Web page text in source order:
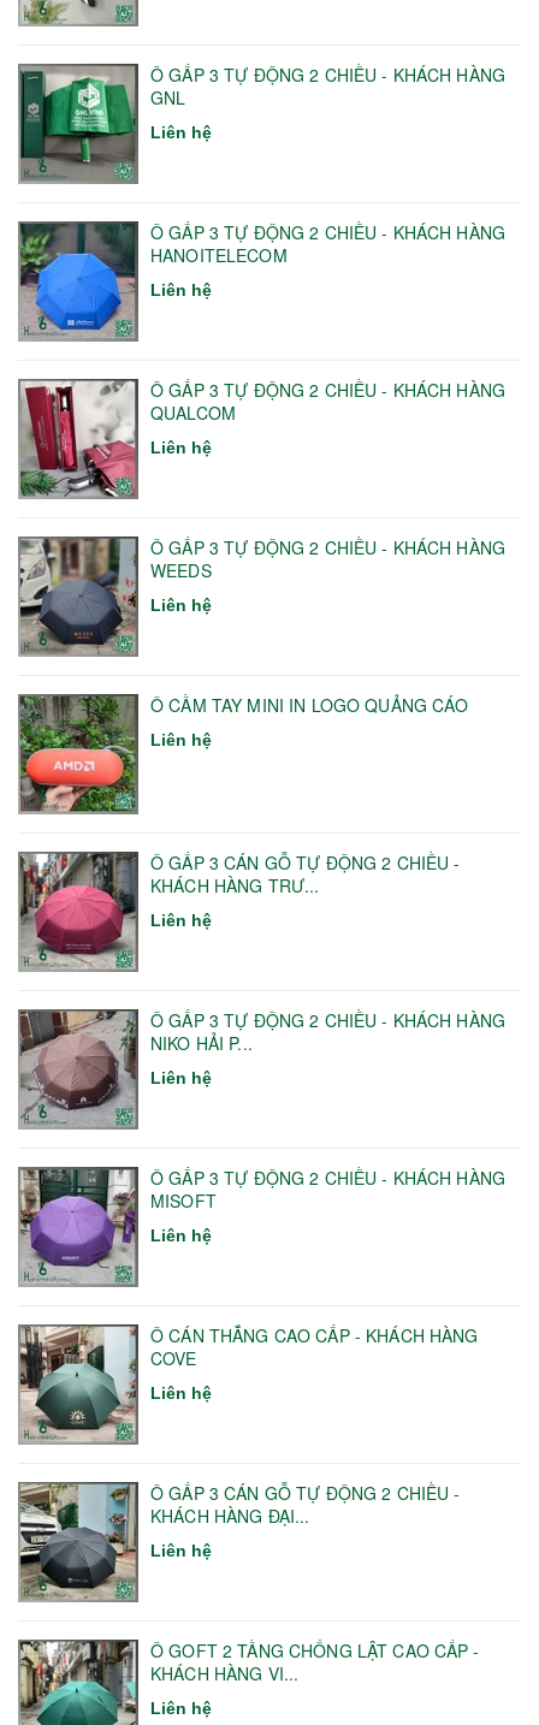
Ô GẤP 3 TỰ ĐỘNG 2 CHIỀU - KHÁCH HÀNG
GNL
Liên hệ
Ô GẤP 3 TỰ ĐỘNG 2 CHIỀU - KHÁCH HÀNG
HANOITELECOM
Liên hệ
Ô GẤP 3 TỰ ĐỘNG 2 CHIỀU - KHÁCH HÀNG
QUALCOM
Liên hệ
Ô GẤP 3 TỰ ĐỘNG 2 CHIỀU - KHÁCH HÀNG
WEEDS
Liên hệ
Ô CẦM TAY MINI IN LOGO QUẢNG CÁO
Liên hệ
Ô GẤP 3 CÁN GỖ TỰ ĐỘNG 2 CHIỀU -
KHÁCH HÀNG TRƯ...
Liên hệ
Ô GẤP 3 TỰ ĐỘNG 2 CHIỀU - KHÁCH HÀNG
NIKO HẢI P...
Liên hệ
Ô GẤP 3 TỰ ĐỘNG 2 CHIỀU - KHÁCH HÀNG
MISOFT
Liên hệ
Ô CÁN THẲNG CAO CẤP - KHÁCH HÀNG
COVE
Liên hệ
Ô GẤP 3 CÁN GỖ TỰ ĐỘNG 2 CHIỀU -
KHÁCH HÀNG ĐẠI...
Liên hệ
Ô GOFT 2 TẦNG CHỐNG LẬT CAO CẤP -
KHÁCH HÀNG VI...
Liên hệ